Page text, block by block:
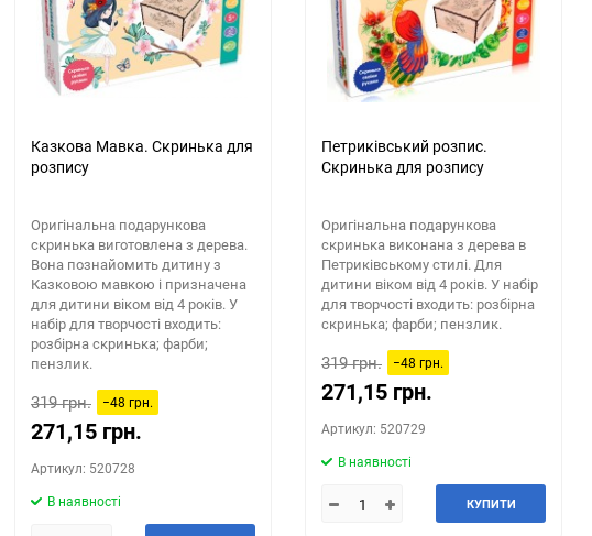
Казкова Мавка. Скринька для
розпису
Оригінальна подарункова
скринька виготовлена з дерева.
Вона познайомить дитину з
Казковою мавкою і призначена
для дитини віком від 4 років. У
набір для творчості входить:
розбірна скринька; фарби;
пензлик.
319 грн. −48 грн.
271,15 грн.
Артикул: 520728
В наявності
Петриківський розпис.
Скринька для розпису
Оригінальна подарункова
скринька виконана з дерева в
Петриківському стилі. Для
дитини віком від 4 років. У набір
для творчості входить: розбірна
скринька; фарби; пензлик.
319 грн. −48 грн.
271,15 грн.
Артикул: 520729
В наявності
КУПИТИ